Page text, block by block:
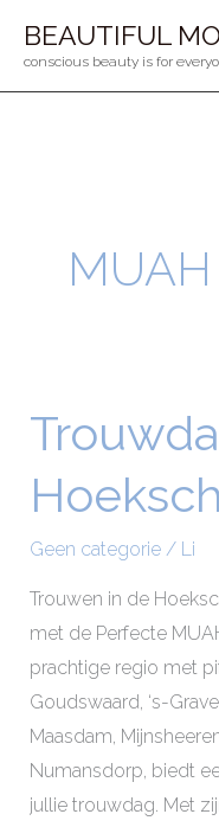
naarBEAUTIFUL
conscious beauty is for
Geen categorie/ Li
Trouwen in de
met de Perfecte
prachtige regio met
Goudswaard, ‘s-
Maasdam,
Numansdorp, biedt
jullie trouwdag. Met
Trouwdag
de
Waard